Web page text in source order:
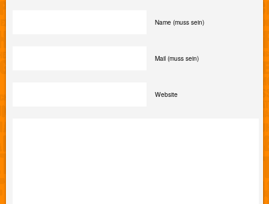
Name (muss sein)
Mail (muss sein)
Website